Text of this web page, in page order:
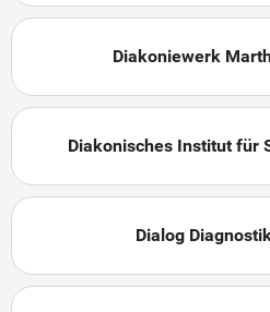
Diakoniewerk
Diakonisches Institut für
Dialog